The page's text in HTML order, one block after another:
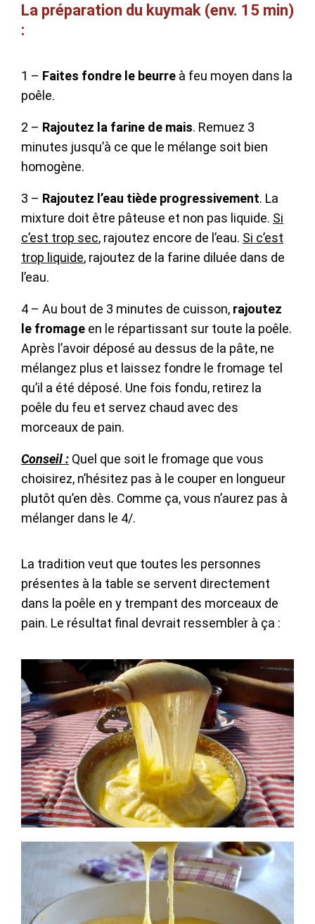
La préparation du kuymak (env. 15 min)
:
1 – Faites fondre le beurre à feu moyen dans la
poêle.
2 – Rajoutez la farine de mais. Remuez 3
minutes jusqu’à ce que le mélange soit bien
homogène.
3 – Rajoutez l’eau tiède progressivement. La
mixture doit être pâteuse et non pas liquide. Si
c’est trop sec, rajoutez encore de l’eau. Si c’est
trop liquide, rajoutez de la farine diluée dans de
l’eau.
4 – Au bout de 3 minutes de cuisson, rajoutez
le fromage en le répartissant sur toute la poêle.
Après l’avoir déposé au dessus de la pâte, ne
mélangez plus et laissez fondre le fromage tel
qu’il a été déposé. Une fois fondu, retirez la
poêle du feu et servez chaud avec des
morceaux de pain.
Conseil : Quel que soit le fromage que vous
choisirez, n’hésitez pas à le couper en longueur
plutôt qu’en dès. Comme ça, vous n’aurez pas à
mélanger dans le 4/.
La tradition veut que toutes les personnes
présentes à la table se servent directement
dans la poêle en y trempant des morceaux de
pain. Le résultat final devrait ressembler à ça :